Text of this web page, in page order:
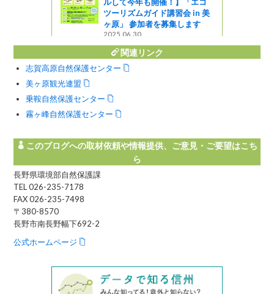
ルして今年も開催！】「エコ
ツーリズムガイド講習会 in 美
ヶ原」 参加者を募集します
2025.06.30
関連リンク
志賀高原自然保護センター
美ヶ原観光連盟
乗鞍自然保護センター
霧ヶ峰自然保護センター
このブログへの取材依頼や情報提供、ご意見・ご要望はこち
ら
長野県環境部自然保護課
TEL 026-235-7178
FAX 026-235-7498
〒380-8570
長野市南長野幅下692-2
公式ホームページ